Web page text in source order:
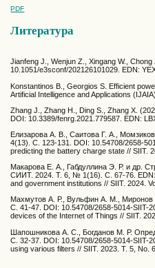
PDF
Литература
Jianfeng J., Wenjun Z., Xingang W.,
10.1051/e3sconf/202126101029. EDN:
Konstantinos B., Georgios S. Efficient
Artificial Intelligence and Applications
Zhang J., Zhang H., Ding S., Zhang X.
DOI: 10.3389/fenrg.2021.779587. EDN:
Елизарова А. В., Саитова Г. А.,
4(13). С. 123-131. DOI: 10.54708/2658-
predicting the battery charge state // SIIT.
Макарова Е. А., Габдуллина Э. Р. и др.
СИИТ. 2024. Т. 6, № 1(16). С. 67-76. EDN:
and government institutions // SIIT. 2024.
Махмутов А. Р., Вульфин А. М., Миронов
С. 41-47. DOI: 10.54708/2658-5014-SIIT-
devices of the Internet of Things // SIIT.
Шапошникова А. С., Богданов М. Р.
С. 32-37. DOI: 10.54708/2658-5014-SIIT-
using various filters // SIIT. 2023. T. 5, No.